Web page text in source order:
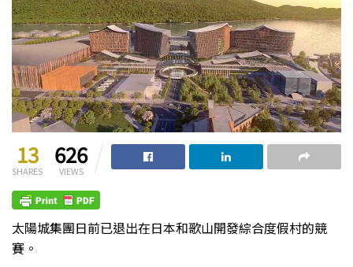
13
SHARES
626
VIEWS
太陽城集團日前已退出在日本和歌山開發綜合度假村的競
賽。